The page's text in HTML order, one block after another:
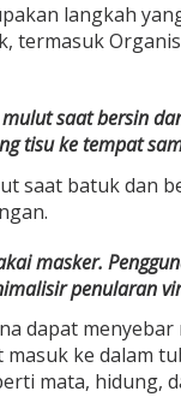
langkah
termasuk
saat bersin
tisu ke tempat
saat batuk dan
masker.
penularan
dapat menyebar
ke dalam
mata, hidung,